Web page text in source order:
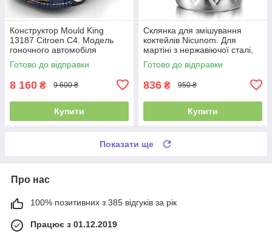
Конструктор Mould King
13187 Citroen C4. Модель
гоночного автомобіля
масштабу 1:8, 4606 деталей
Готово до відправки
8 160 ₴ 9 600 ₴
Купити
Склянка для змішування
коктейлів Nicunom. Для
мартіні з нержавіючої сталі,
шейкер з обважненим дном
Готово до відправки
836 ₴ 950 ₴
Купити
Показати ще
Про нас
100% позитивних з 385 відгуків за рік
Працює з 01.12.2019